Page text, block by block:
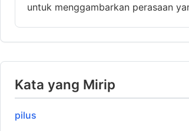
untuk menggambarkan perasaan
Kata yang Mirip
pilus